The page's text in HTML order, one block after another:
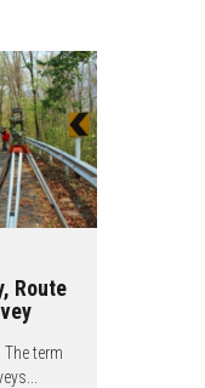
Route
term